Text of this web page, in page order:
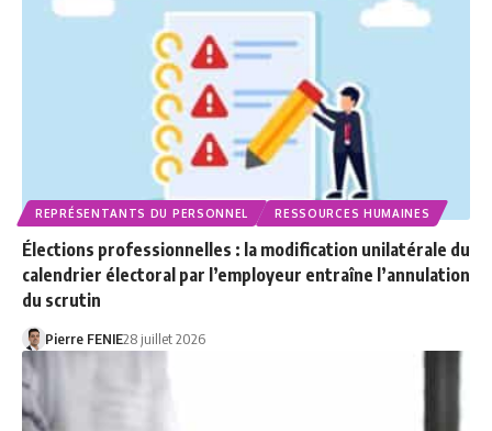
REPRÉSENTANTS DU PERSONNEL RESSOURCES HUMAINES
Élections professionnelles : la modification unilatérale du
calendrier électoral par l’employeur entraîne l’annulation
du scrutin
Pierre FENIE28 juillet 2026